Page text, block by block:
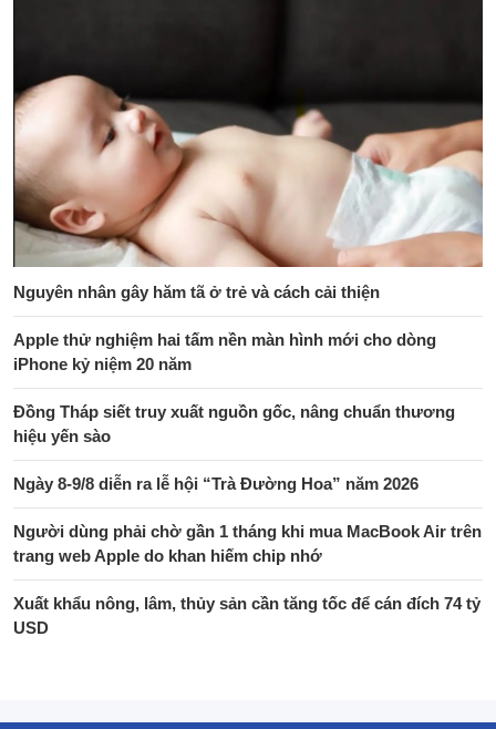
Nguyên nhân gây hăm tã ở trẻ và cách cải thiện
Apple thử nghiệm hai tấm nền màn hình mới cho dòng
iPhone kỷ niệm 20 năm
Đồng Tháp siết truy xuất nguồn gốc, nâng chuẩn thương
hiệu yến sào
Ngày 8-9/8 diễn ra lễ hội “Trà Đường Hoa” năm 2026
Người dùng phải chờ gần 1 tháng khi mua MacBook Air trên
trang web Apple do khan hiếm chip nhớ
Xuất khẩu nông, lâm, thủy sản cần tăng tốc để cán đích 74 tỷ
USD